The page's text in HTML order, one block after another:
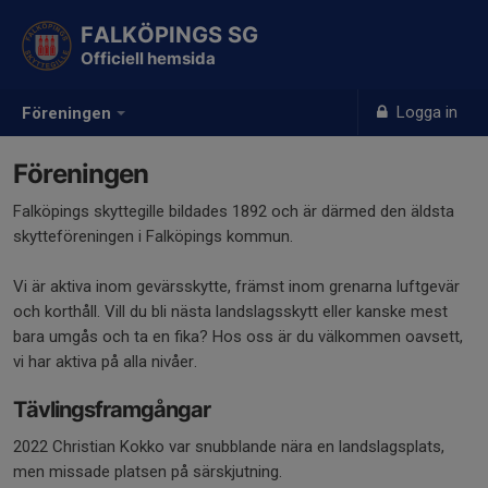
Föreningen Logga in
FALKÖPINGS SG
Officiell hemsida
Föreningen
Falköpings skyttegille bildades 1892 och är därmed den äldsta
skytteföreningen i Falköpings kommun.
Vi är aktiva inom gevärsskytte, främst inom grenarna luftgevär
och korthåll. Vill du bli nästa landslagsskytt eller kanske mest
bara umgås och ta en fika? Hos oss är du välkommen oavsett,
vi har aktiva på alla nivåer.
Tävlingsframgångar
2022 Christian Kokko var snubblande nära en landslagsplats,
men missade platsen på särskjutning.